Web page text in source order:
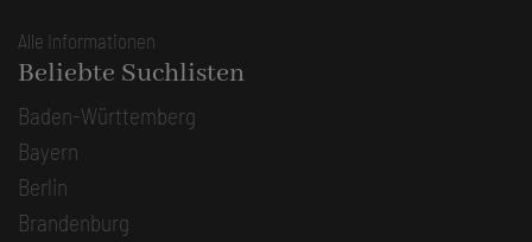
Alle Informationen
Beliebte Suchlisten
Baden-Württemberg
Bayern
Berlin
Brandenburg